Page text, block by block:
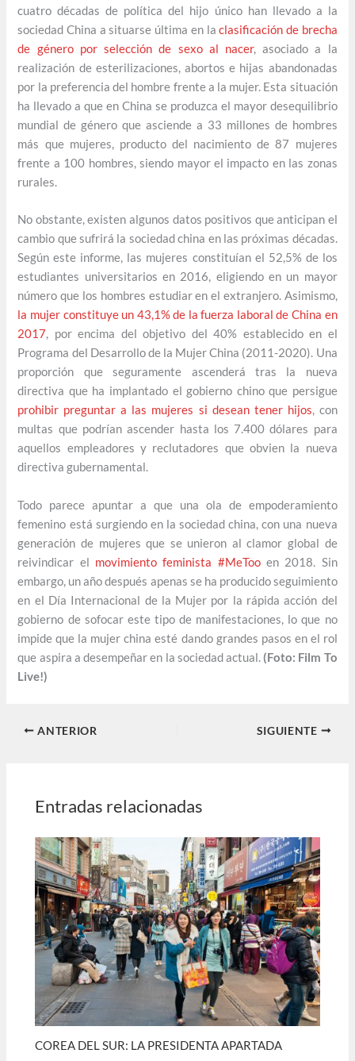
cuatro décadas de política del hijo único han llevado a la
sociedad China a situarse última en laclasificación de brecha
de género por selección de sexo al nacer, asociado a la
realización de esterilizaciones, abortos e hijas abandonadas
por la preferencia del hombre frente a la mujer. Esta situación
ha llevado a que en China se produzca el mayor desequilibrio
mundial de género que asciende a 33 millones de hombres
más que mujeres, producto del nacimiento de 87 mujeres
frente a 100 hombres, siendo mayor el impacto en las zonas
rurales.
No obstante, existen algunos datos positivos que anticipan el
cambio que sufrirá la sociedad china en las próximas décadas.
Según este informe, las mujeres constituían el 52,5% de los
estudiantes universitarios en 2016, eligiendo en un mayor
número que los hombres estudiar en el extranjero. Asimismo,
la mujer constituye un 43,1% de la fuerza laboral de China en
2017, por encima del objetivo del 40% establecido en el
Programa del Desarrollo de la Mujer China (2011-2020). Una
proporción que seguramente ascenderá tras la nueva
directiva que ha implantado el gobierno chino que persigue
prohibir preguntar a las mujeres si desean tener hijos, con
multas que podrían ascender hasta los 7.400 dólares para
aquellos empleadores y reclutadores que obvien la nueva
directiva gubernamental.
Todo parece apuntar a que una ola de empoderamiento
femenino está surgiendo en la sociedad china, con una nueva
generación de mujeres que se unieron al clamor global de
reivindicar el movimiento feminista #MeTooen 2018. Sin
embargo, un año después apenas se ha producido seguimiento
en el Día Internacional de la Mujer por la rápida acción del
gobierno de sofocar este tipo de manifestaciones, lo que no
impide que la mujer china esté dando grandes pasos en el rol
que aspira a desempeñar en la sociedad actual. (Foto: Film To
Live!)
ANTERIOR SIGUIENTE
Entradas relacionadas
COREA DEL SUR: LA PRESIDENTA APARTADA